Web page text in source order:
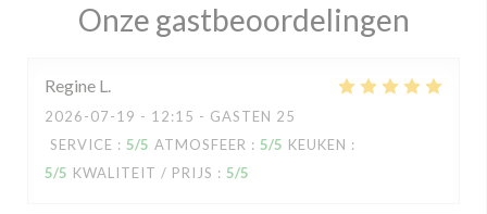
Onze gastbeoordelingen
Regine L
2026-07-19 - 12:15 - GASTEN 25
SERVICE : 5/5 ATMOSFEER : 5/5 KEUKEN :
5/5 KWALITEIT / PRIJS : 5/5